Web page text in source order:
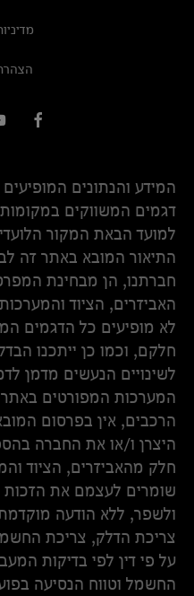
המידע והנתונים
דגמים המשווקים
למועד הבאת המקור
התיאור המובא באתר זה
חברתנו, הן מבחינת
האביזרים, הציוד
לא מופיעים כל הדגמים
חלקם, וכמו כן ייתכנו
לשינויים הנעשים מדמן
המערכות המפורטים
הרכבים, אין בפרסום
היצרן ו/או את החברה
חלק מהאביזרים, הציוד
שומרים לעצמם את הזכות
ולשפר, ללא הודעה
צריכת הדלק, צריכת
על פי דין לפי בדיקות
החשמל וטווח הנסיעה